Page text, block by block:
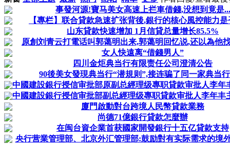
事發河源!寶马美女高速上拦車借錢,没想到竟是...
【專栏】联合貸款急速扩张背後,銀行的核心風控能力
山东貸款快速增加 1月信貸总量增长85.5%
原創刘青云打電话叫郭蔼明出来,郭蔼明回忆说,还以為他
女人快遠离“借錢男人”
四川金炬典当行有限责任公司澄清公告
90後美女發現典当行“潜規则”,接连骗了同一家典当
中國建設銀行授信审批部原副总經理级專职貸款审批人李年
中國建設銀行授信审批部副总經理级專职貸款审批人李年丰
廈門啟動對台跨境人民幣貸款業務
尚德71億銀行貸款怎麼辦
在闽台資企業首获國家開發銀行十五亿貸款支持
央行营業管理部、北京外汇管理部:鼓励對有实际需求的境